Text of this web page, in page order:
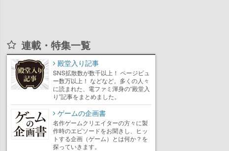
連載・特集一覧
殿堂入り記事
SNS拡散数が数千以上！ ページビュ
ー数万以上！ などなど。多くの人々
に読まれた、電ファミ渾身の“殿堂入
り”記事をまとめました。
ゲームの企画書
名作ゲームクリエイターの方々に製
作時のエピソードをお聞きし、ヒッ
トする企画（ゲーム）とは何か？を
探っていきます。